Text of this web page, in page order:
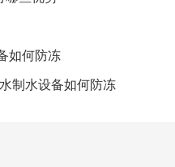
如何防冻
制水设备如何防冻